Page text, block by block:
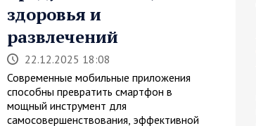
здоровья и
развлечений
22.12.2025 18:08
Современные мобильные приложения
способны превратить смартфон в
мощный инструмент для
самосовершенствования, эффективной